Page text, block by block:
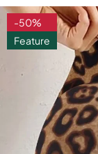
-50%
Feature